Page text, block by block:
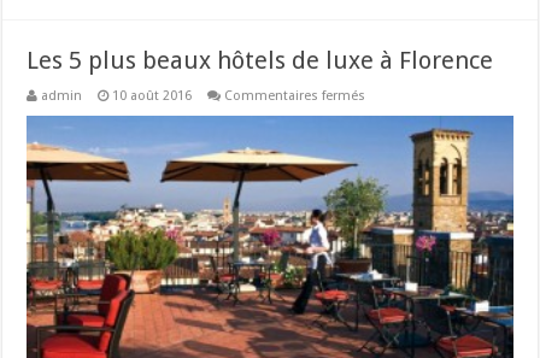
Les 5 plus beaux hôtels de luxe à Florence
admin 10 août 2016 Commentaires fermés
de
luxe
à
Florence